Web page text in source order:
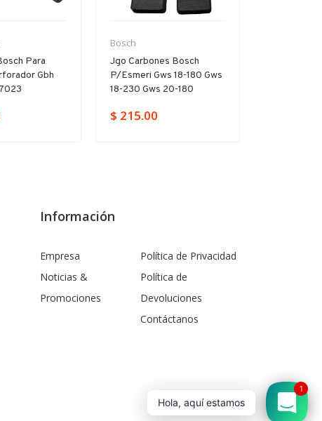
Para
Gbh
Bosch
Jgo Carbones Bosch
P/esmeri Gws 18-180 Gws
18-230 Gws 20-180
$ 215.00
Información
Empresa
Noticias &
Promociones
Política de Privacidad
Política de
Devoluciones
Contáctanos
Hola, aquí estamos
1